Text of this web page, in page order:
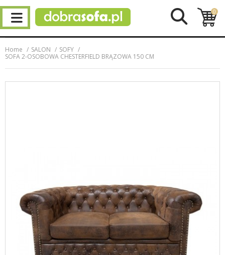
0
Home SALON
SOFY
SOFA 2-OSOBOWA CHESTERFIELD BRĄZOWA 150 CM